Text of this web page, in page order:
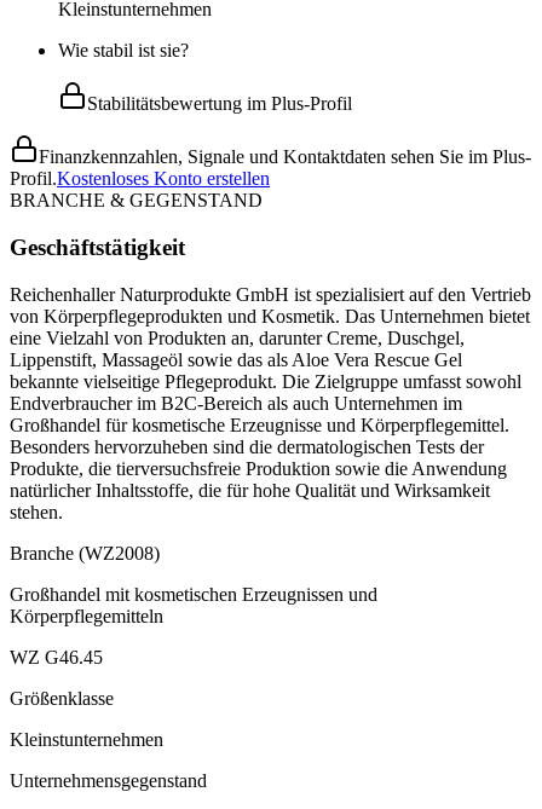
Kleinstunternehmen
Wie stabil ist sie?
Stabilitätsbewertung im Plus-Profil
Finanzkennzahlen, Signale und Kontaktdaten sehen Sie im Plus-
Profil.Kostenloses Konto erstellen
BRANCHE & GEGENSTAND
Geschäftstätigkeit
Reichenhaller Naturprodukte GmbH ist spezialisiert auf den Vertrieb
von Körperpflegeprodukten und Kosmetik. Das Unternehmen bietet
eine Vielzahl von Produkten an, darunter Creme, Duschgel,
Lippenstift, Massageöl sowie das als Aloe Vera Rescue Gel
bekannte vielseitige Pflegeprodukt. Die Zielgruppe umfasst sowohl
Endverbraucher im B2C-Bereich als auch Unternehmen im
Großhandel für kosmetische Erzeugnisse und Körperpflegemittel.
Besonders hervorzuheben sind die dermatologischen Tests der
Produkte, die tierversuchsfreie Produktion sowie die Anwendung
natürlicher Inhaltsstoffe, die für hohe Qualität und Wirksamkeit
stehen.
Branche (WZ2008)
Großhandel mit kosmetischen Erzeugnissen und
Körperpflegemitteln
WZ G46.45
Größenklasse
Kleinstunternehmen
Unternehmensgegenstand